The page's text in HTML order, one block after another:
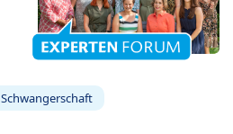
Schwangerschaft